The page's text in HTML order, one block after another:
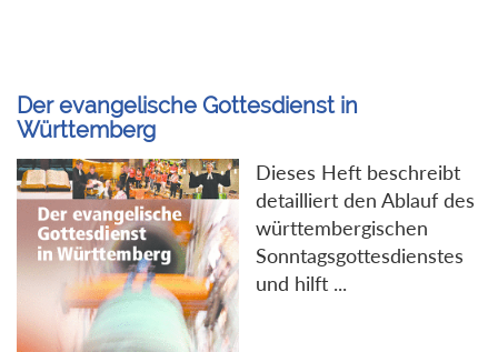
Der evangelische Gottesdienst in
Württemberg
Dieses Heft beschreibt
detailliert den Ablauf des
württembergischen
Sonntagsgottesdienstes
und hilft ...